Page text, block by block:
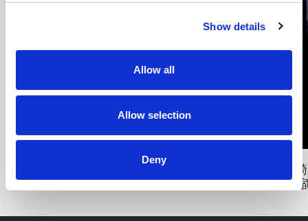
Show details
Allow all
Allow selection
Deny
邑
作